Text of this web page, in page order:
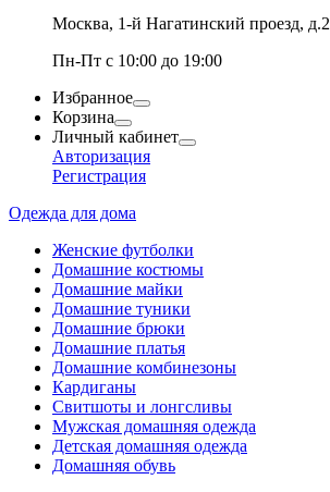
Москва, 1-й Нагатинский проезд, д.2
Пн-Пт с 10:00 до 19:00
Избранное
Корзина
Личный кабинет
Авторизация
Регистрация
Одежда для дома
Женские футболки
Домашние костюмы
Домашние майки
Домашние туники
Домашние брюки
Домашние платья
Домашние комбинезоны
Кардиганы
Свитшоты и лонгсливы
Мужская домашняя одежда
Детская домашняя одежда
Домашняя обувь